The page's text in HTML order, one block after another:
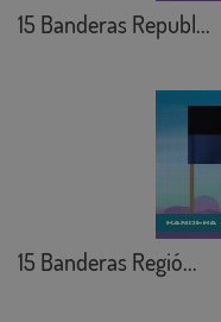
15 Banderas Republ...
15 Banderas Regió...